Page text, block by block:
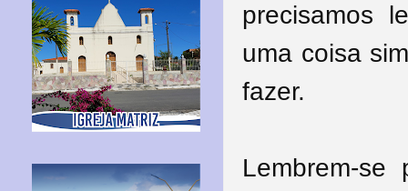
precisamos
uma coisa
fazer.
Lembrem-